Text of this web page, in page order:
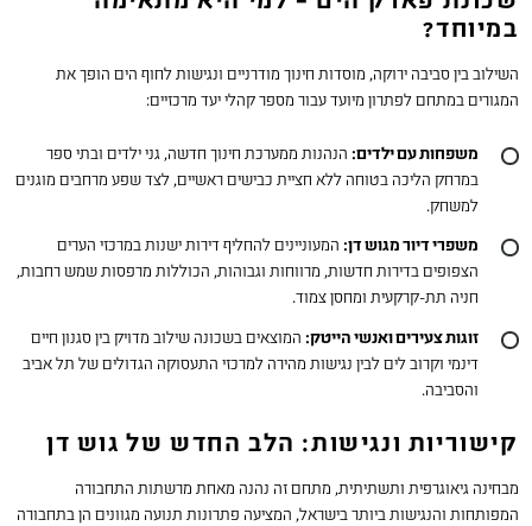
במיוחד?
השילוב בין סביבה ירוקה, מוסדות חינוך מודרניים ונגישות לחוף הים הופך את
המגורים במתחם לפתרון מיועד עבור מספר קהלי יעד מרכזיים:
משפחות עם ילדים: הנהנות ממערכת חינוך חדשה, גני ילדים ובתי ספר
במרחק הליכה בטוחה ללא חציית כבישים ראשיים, לצד שפע מרחבים מוגנים
למשחק.
משפרי דיור מגוש דן: המעוניינים להחליף דירות ישנות במרכזי הערים
הצפופים בדירות חדשות, מרווחות וגבוהות, הכוללות מרפסות שמש רחבות,
חניה תת-קרקעית ומחסן צמוד.
זוגות צעירים ואנשי הייטק: המוצאים בשכונה שילוב מדויק בין סגנון חיים
דינמי וקרוב לים לבין נגישות מהירה למרכזי התעסוקה הגדולים של תל אביב
והסביבה.
קישוריות ונגישות: הלב החדש של גוש דן
מבחינה גיאוגרפית ותשתיתית, מתחם זה נהנה מאחת מרשתות התחבורה
המפותחות והנגישות ביותר בישראל, המציעה פתרונות תנועה מגוונים הן בתחבורה